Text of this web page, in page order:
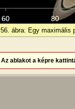
56. ábra: Egy maximális
Az ablakot a képre